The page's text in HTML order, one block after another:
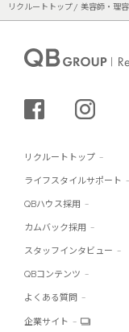
リクルートトップ 美容師・理
シェアする
リクルートトップ
ライフスタイルサポート
QBハウス採用
カムバック採用
スタッフインタビュー
QBコンテンツ
よくある質問
企業サイト